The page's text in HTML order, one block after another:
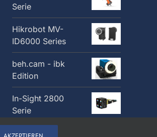
Serie
Hikrobot MV-
ID6000 Series
beh.cam - ibk
Edition
In-Sight 2800
Serie